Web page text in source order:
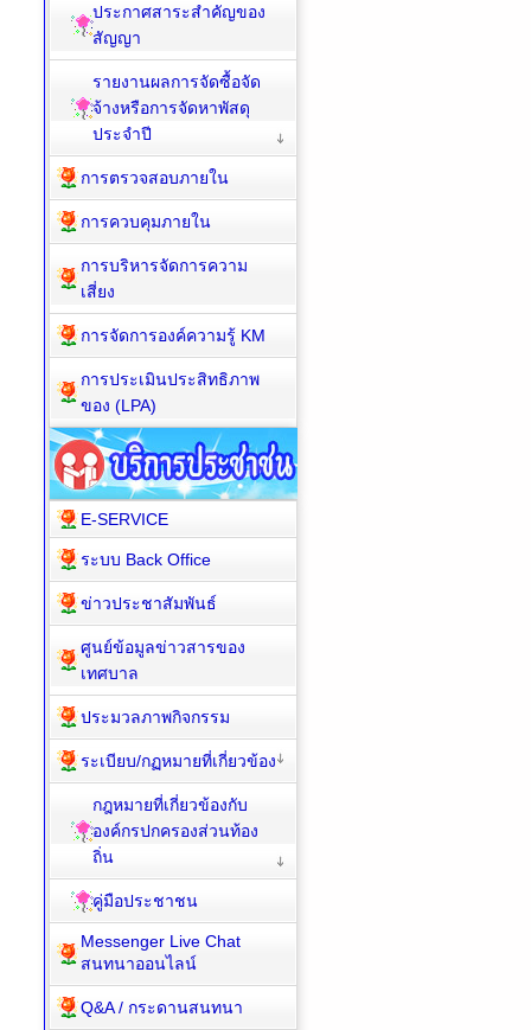
ประกาศสาระสำคัญของ
สัญญา
รายงานผลการจัดซื้อจัด
จ้างหรือการจัดหาพัสดุ
ประจำปี
การตรวจสอบภายใน
การควบคุมภายใน
การบริหารจัดการความ
เสี่ยง
การจัดการองค์ความรู้ KM
การประเมินประสิทธิภาพ
ของ (LPA)
E-SERVICE
ระบบ Back Office
ข่าวประชาสัมพันธ์
ศูนย์ข้อมูลข่าวสารของ
เทศบาล
ประมวลภาพกิจกรรม
ระเบียบ/กฏหมายที่เกี่ยวข้อง
กฎหมายที่เกี่ยวข้องกับ
องค์กรปกครองส่วนท้อง
ถิ่น
คู่มือประชาชน
Messenger Live Chat
สนทนาออนไลน์
Q&A / กระดานสนทนา